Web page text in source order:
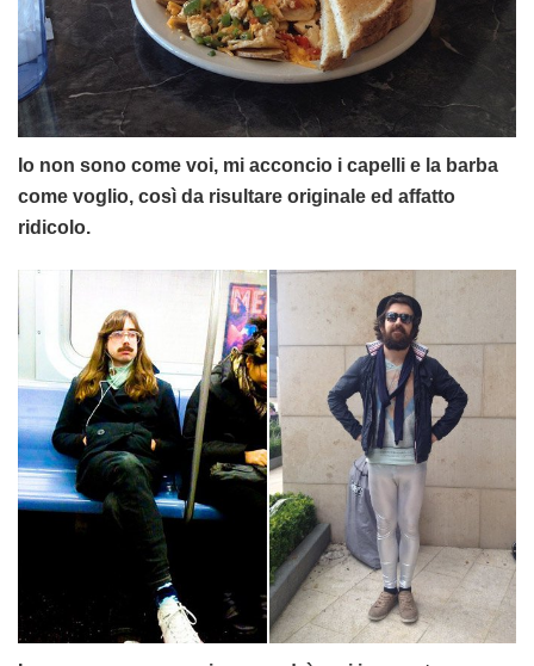
Io non sono come voi, mi acconcio i capelli e la barba
come voglio, così da risultare originale ed affatto
ridicolo.